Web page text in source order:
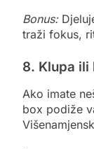
Bonus:
traži fokus,
8. Klupa
Ako imate
box podiže